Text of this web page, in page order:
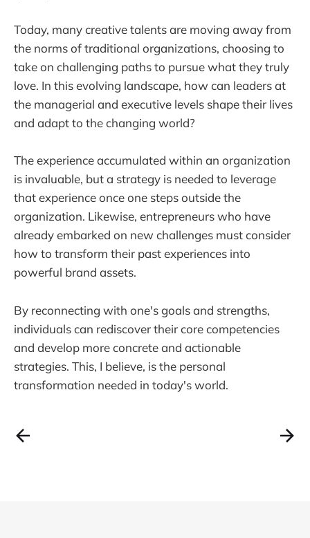
Today, many creative talents are moving away from
the norms of traditional organizations, choosing to
take on challenging paths to pursue what they truly
love. In this evolving landscape, how can leaders at
the managerial and executive levels shape their lives
and adapt to the changing world?
The experience accumulated within an organization
is invaluable, but a strategy is needed to leverage
that experience once one steps outside the
organization. Likewise, entrepreneurs who have
already embarked on new challenges must consider
how to transform their past experiences into
powerful brand assets.
By reconnecting with one's goals and strengths,
individuals can rediscover their core competencies
and develop more concrete and actionable
strategies. This, I believe, is the personal
transformation needed in today's world.